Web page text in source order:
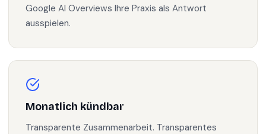
Google AI Overviews Ihre Praxis als Antwort
ausspielen.
Monatlich kündbar
Transparente Zusammenarbeit. Transparentes